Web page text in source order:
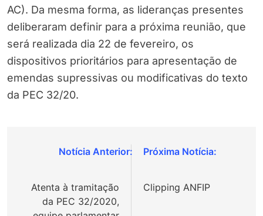
AC). Da mesma forma, as lideranças presentes
deliberaram definir para a próxima reunião, que
será realizada dia 22 de fevereiro, os
dispositivos prioritários para apresentação de
emendas supressivas ou modificativas do texto
da PEC 32/20.
Navegação
Post
Atenta à tramitação
da PEC 32/2020,
Clipping ANFIP